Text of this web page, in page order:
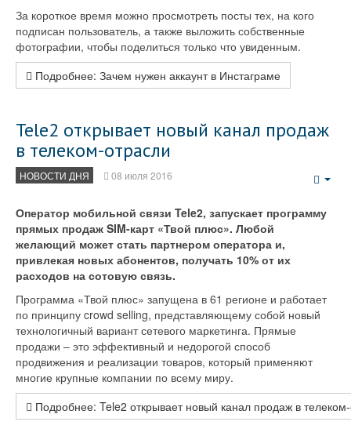
За короткое время можно просмотреть посты тех, на кого
подписан пользователь, а также выложить собственные
фотографии, чтобы поделиться только что увиденным.
Подробнее: Зачем нужен аккаунт в Инстаграме
Tele2 открывает новый канал продаж
в телеком-отрасли
НОВОСТИ ДНЯ 08 июля 2016
Оператор мобильной связи Tele2, запускает программу
прямых продаж SIM-карт «Твой плюс». Любой
желающий может стать партнером оператора и,
привлекая новых абонентов, получать 10% от их
расходов на сотовую связь.
Программа «Твой плюс» запущена в 61 регионе и работает
по принципу crowd selling, представляющему собой новый
технологичный вариант сетевого маркетинга. Прямые
продажи – это эффективный и недорогой способ
продвижения и реализации товаров, который применяют
многие крупные компании по всему миру.
Подробнее: Tele2 открывает новый канал продаж в